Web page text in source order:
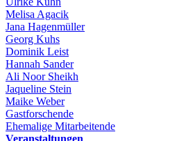
Melisa Agacik
Jana Hagenmüller
Georg Kuhs
Dominik Leist
Hannah Sander
Ali Noor Sheikh
Jaqueline Stein
Maike Weber
Gastforschende
Ehemalige Mitarbeitende
Veranstaltungen